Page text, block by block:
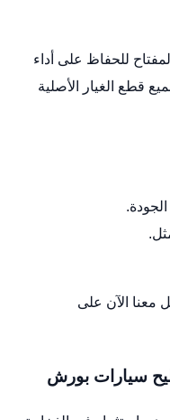
للحفاظ على أداء
قطع الغيار الأصلية
معنا الآن على
سيارات بورش